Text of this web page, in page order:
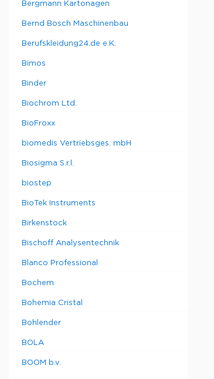
Bergmann Kartonagen
Bernd Bosch Maschinenbau
Berufskleidung24.de e.K.
Bimos
Binder
Biochrom Ltd.
BioFroxx
biomedis Vertriebsges. mbH
Biosigma S.r.l.
biostep
BioTek Instruments
Birkenstock
Bischoff Analysentechnik
Blanco Professional
Bochem
Bohemia Cristal
Bohlender
BOLA
BOOM b.v.